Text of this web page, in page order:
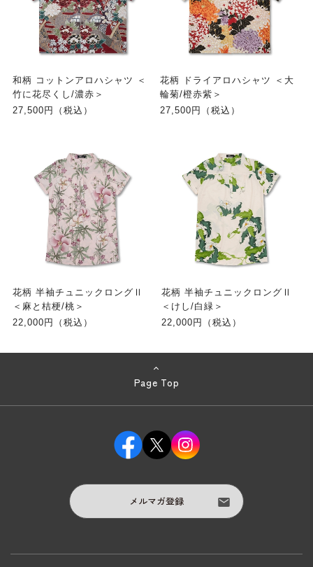
和柄 コットンアロハシャツ ＜
竹に花尽くし/濃赤＞
27,500円（税込）
花柄 ドライアロハシャツ ＜大
輪菊/橙赤紫＞
27,500円（税込）
花柄 半袖チュニックロングⅡ
＜麻と桔梗/桃＞
22,000円（税込）
花柄 半袖チュニックロングⅡ
＜けし/白緑＞
22,000円（税込）
Page Top
メルマガ登録